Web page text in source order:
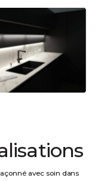
avec soin dans